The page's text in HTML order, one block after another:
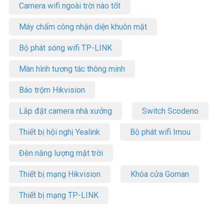
Camera wifi ngoài trời nào tốt
Máy chấm công nhận diện khuôn mặt
Bộ phát sóng wifi TP-LINK
Màn hình tương tác thông minh
Báo trộm Hikvision
Lắp đặt camera nhà xưởng Switch Scodeno
Thiết bị hội nghị Yealink Bộ phát wifi Imou
Đèn năng lượng mặt trời
Thiết bị mạng Hikvision Khóa cửa Goman
Thiết bị mạng TP-LINK